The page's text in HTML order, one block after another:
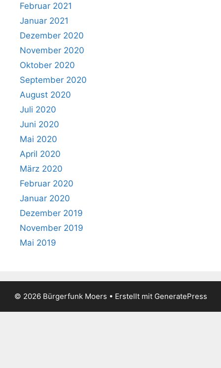
Februar 2021
Januar 2021
Dezember 2020
November 2020
Oktober 2020
September 2020
August 2020
Juli 2020
Juni 2020
Mai 2020
April 2020
März 2020
Februar 2020
Januar 2020
Dezember 2019
November 2019
Mai 2019
© 2026 Bürgerfunk Moers • Erstellt mit GeneratePress